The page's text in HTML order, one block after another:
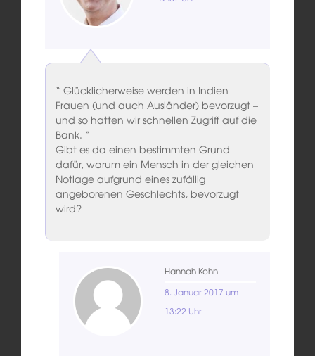
“ Glücklicherweise werden in Indien
Frauen (und auch Ausländer) bevorzugt –
und so hatten wir schnellen Zugriff auf die
Bank. “
Gibt es da einen bestimmten Grund
dafür, warum ein Mensch in der gleichen
Notlage aufgrund eines zufällig
angeborenen Geschlechts, bevorzugt
wird?
Hannah Kohn
8. Januar 2017 um
13:22 Uhr